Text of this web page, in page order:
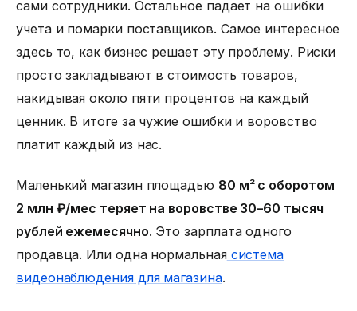
сами сотрудники. Остальное падает на ошибки
учета и помарки поставщиков. Самое интересное
здесь то, как бизнес решает эту проблему. Риски
просто закладывают в стоимость товаров,
накидывая около пяти процентов на каждый
ценник. В итоге за чужие ошибки и воровство
платит каждый из нас.
Маленький магазин площадью 80 м² с оборотом
2 млн ₽/мес теряет на воровстве 30–60 тысяч
рублей ежемесячно. Это зарплата одного
продавца. Или одна нормальнаясистема
видеонаблюдения для магазина.